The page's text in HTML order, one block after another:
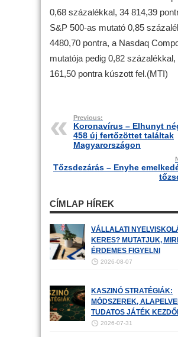
0,68 százalékkal, 34 814,39
S&P 500-as mutató 0,85
4480,70 pontra, a Nasdaq
mutatója pedig 0,82 százalékkal,
161,50 pontra kúszott fel.(MTI)
Previous:
Koronavírus – Elhunyt
458 új fertőzöttet találtak
Magyarországon
Tőzsdezárás – Enyhe
CÍMLAP HÍREK
VÁLLALATI
KERES? MUTATJUK,
ÉRDEMES FIGYELNI
2026-08-07
KASZINÓ STRATÉGIÁK:
MÓDSZEREK,
TUDATOS JÁTÉK
2026-07-31